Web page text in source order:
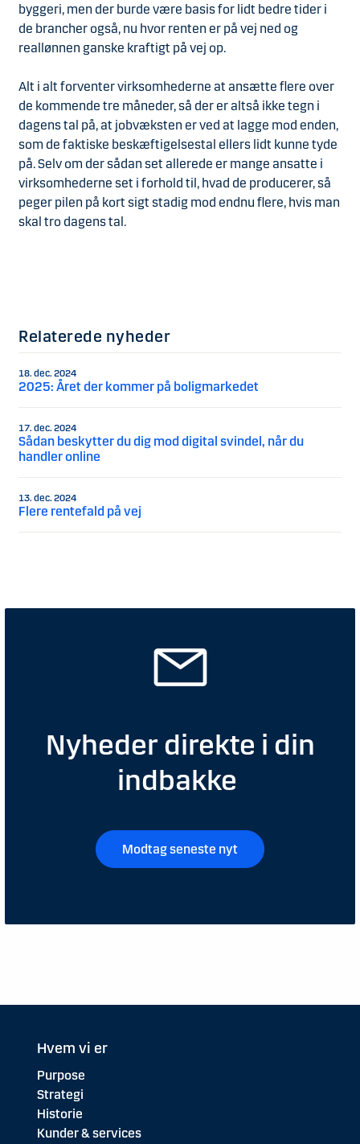
byggeri, men der burde være basis for lidt bedre tider i
de brancher også, nu hvor renten er på vej ned og
reallønnen ganske kraftigt på vej op.
Alt i alt forventer virksomhederne at ansætte flere over
de kommende tre måneder, så der er altså ikke tegn i
dagens tal på, at jobvæksten er ved at lagge mod enden,
som de faktiske beskæftigelsestal ellers lidt kunne tyde
på. Selv om der sådan set allerede er mange ansatte i
virksomhederne set i forhold til, hvad de producerer, så
peger pilen på kort sigt stadig mod endnu flere, hvis man
skal tro dagens tal.
Relaterede nyheder
18. dec. 2024
2025: Året der kommer på boligmarkedet
17. dec. 2024
Sådan beskytter du dig mod digital svindel, når du
handler online
13. dec. 2024
Flere rentefald på vej
Nyheder direkte i din
indbakke
Modtag seneste nyt
Hvem vi er
Purpose
Strategi
Historie
Kunder & services